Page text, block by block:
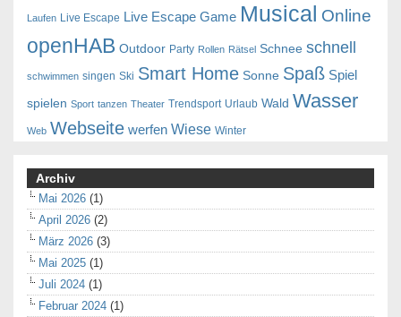
Laufen Live Escape Live Escape Game Musical Online
openHAB Outdoor Party Rollen Rätsel Schnee schnell
schwimmen singen Ski Smart Home Sonne Spaß Spiel
spielen Sport tanzen Theater Trendsport Urlaub Wald Wasser
Web Webseite werfen Wiese Winter
Archiv
Mai 2026 (1)
April 2026 (2)
März 2026 (3)
Mai 2025 (1)
Juli 2024 (1)
Februar 2024 (1)